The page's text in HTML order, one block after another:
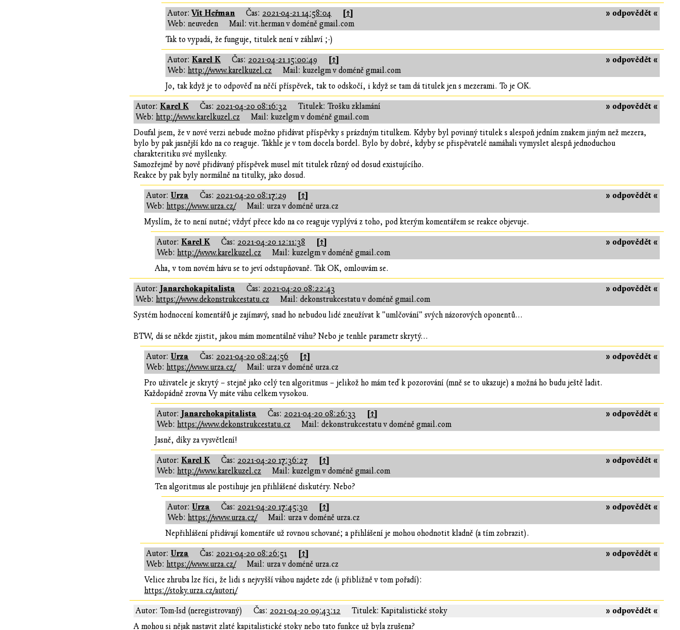
» odpovědět «
Autor:Vít Heřman Čas: 2021-04-21 14:58:04 [↑]
Web: neuveden
Mail: vit.herman v doméně gmail.com
Tak to vypadá, že funguje, titulek není v záhlaví ;-)
» odpovědět «
Autor:Karel K Čas: 2021-04-21 15:00:49 [↑]
Web:http://www.karelkuzel.cz
Mail: kuzelgm v doméně gmail.com
Jo, tak když je to odpověď na něčí příspěvek, tak to odskočí, i když se tam dá titulek jen s mezerami. To je OK.
» odpovědět «
Autor: Karel K Čas: 2021-04-20 08:16:32
Titulek: Trošku zklamání
Web: http://www.karelkuzel.cz
Mail: kuzelgm v doméně gmail.com
Doufal jsem, že v nové verzi nebude možno přidávat příspěvky s prázdným titulkem. Kdyby byl povinný titulek s alespoň jedním znakem jiným než mezera,
bylo by pak jasnější kdo na co reaguje. Takhle je v tom docela bordel. Bylo by dobré, kdyby se přispěvatelé namáhali vymyslet alespň jednoduchou
charakteritiku své myšlenky.
Samozřejmě by nově přidávaný příspěvek musel mít titulek různý od dosud existujícího.
Reakce by pak byly normálně na titulky, jako dosud.
» odpovědět «
Autor: Urza Čas: 2021-04-20 08:17:29 [↑]
Web:https://www.urza.cz/
Mail: urza v doméně urza.cz
Myslím, že to není nutné; vždyť přece kdo na co reaguje vyplývá z toho, pod kterým komentářem se reakce objevuje.
» odpovědět «
Autor:Karel K Čas: 2021-04-20 12:11:38 [↑]
Web:http://www.karelkuzel.cz
Mail: kuzelgm v doméně gmail.com
Aha, v tom novém hávu se to jeví odstupňovaně. Tak OK, omlouvám se.
» odpovědět «
Autor: Janarchokapitalista Čas: 2021-04-20 08:22:43
Web: https://www.dekonstrukcestatu.cz
Mail: dekonstrukcestatu v doméně gmail.com
Systém hodnocení komentářů je zajímavý, snad ho nebudou lidé zneužívat k "umlčování" svých názorových oponentů...
BTW, dá se někde zjistit, jakou mám momentálně váhu? Nebo je tenhle parametr skrytý...
» odpovědět «
Autor: Urza Čas: 2021-04-20 08:24:56 [↑]
Web:https://www.urza.cz/
Mail: urza v doméně urza.cz
Pro uživatele je skrytý – stejně jako celý ten algoritmus – jelikož ho mám teď k pozorování (mně se to ukazuje) a možná ho budu ještě ladit.
Každopádně zrovna Vy máte váhu celkem vysokou.
» odpovědět «
Autor: Janarchokapitalista Čas: 2021-04-20 08:26:33 [↑]
Web:https://www.dekonstrukcestatu.cz
Mail: dekonstrukcestatu v doméně gmail.com
Jasně, díky za vysvětlení!
» odpovědět «
Autor:Karel K Čas: 2021-04-20 17:36:27 [↑]
Web:http://www.karelkuzel.cz
Mail: kuzelgm v doméně gmail.com
Ten algoritmus ale postihuje jen přihlášené diskutéry. Nebo?
» odpovědět «
Autor: Urza Čas: 2021-04-20 17:45:30 [↑]
Web:https://www.urza.cz/
Mail: urza v doméně urza.cz
Nepřihlášení přidávají komentáře už rovnou schované; a přihlášení je mohou ohodnotit kladně (a tím zobrazit).
» odpovědět «
Autor: Urza Čas: 2021-04-20 08:26:51 [↑]
Web:https://www.urza.cz/
Mail: urza v doméně urza.cz
Velice zhruba lze říci, že lidi s nejvyšší váhou najdete zde (i přibližně v tom pořadí):
https://stoky.urza.cz/autori/
» odpovědět «
Autor: Tom-Isd (neregistrovaný) Čas: 2021-04-20 09:43:12
Titulek: Kapitalistické stoky
A mohou si nějak nastavit zlaté kapitalistické stoky nebo tato funkce už byla zrušena?